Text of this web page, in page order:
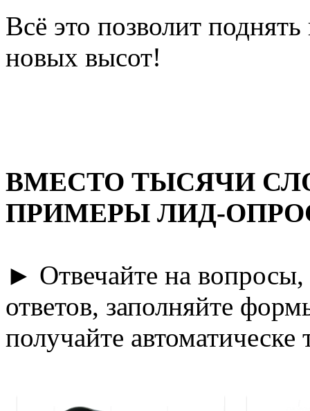
Всё это позволит
новых высот!
ВМЕСТО ТЫСЯЧИ
ПРИМЕРЫ ЛИД-
► Отвечайте на
ответов, заполняйте
получайте автоматическе